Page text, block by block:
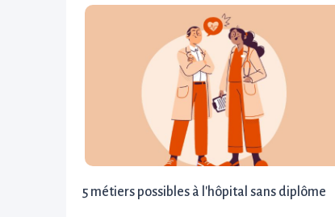
5 métiers possibles à l'hôpital sans diplôme